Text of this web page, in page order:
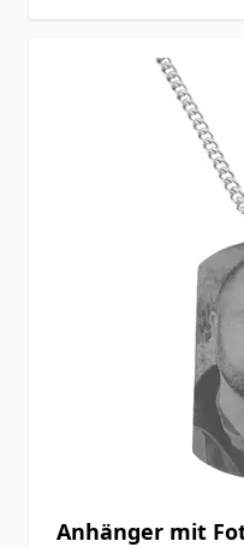
Anhänger mit